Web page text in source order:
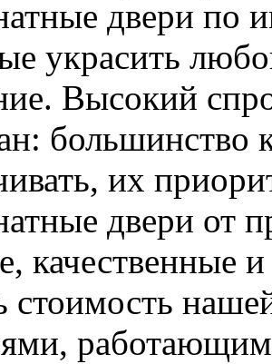
двери по
украсить
Высокий
большинство
их
двери от
качественные
стоимость